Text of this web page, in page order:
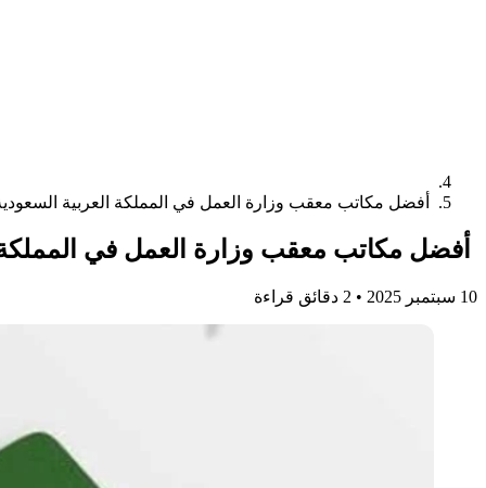
أفضل مكاتب معقب وزارة العمل في المملكة العربية
أفضل مكاتب معقب وزارة العمل في المملكة
10 سبتمبر 2025 • 2 دقائق قراءة